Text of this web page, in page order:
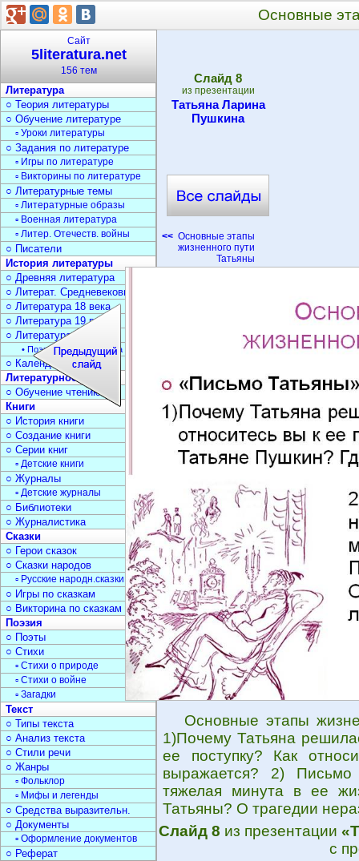
Основные
Cлайд 8
из презентации
Татьяна Ларина
Пушкина
<< Основные этапы
жизненного пути
Татьяны
Основные этапы
1)Почему Татьяна
ее поступку? Как
выражается? 2)
тяжелая минута в ее
Татьяны? О трагедии
Слайд 8 из презентации
с
Сайт
5literatura.net
156 тем
Литература
○ Теория литературы
○ Обучение литературе
▫ Уроки литературы
○ Задания по литературе
▫ Игры по литературе
▫ Викторины по литературе
○ Литературные темы
▫ Литературные образы
▫ Военная литература
▫ Литер. Отечеств. войны
○ Писатели
История литературы
○ Древняя литература
○ Литерат. Средневековья
○ Литература 18 века
○ Литература 19 века
○ Литература 20 века
• Поэзия Серебрян. века
○ Календарь дат
Литературное чтение
○ Обучение чтению
Книги
○ История книги
○ Создание книги
○ Серии книг
▫ Детские книги
○ Журналы
▫ Детские журналы
○ Библиотеки
○ Журналистика
Сказки
○ Герои сказок
○ Сказки народов
▫ Русские народн.сказки
○ Игры по сказкам
○ Викторина по сказкам
Поэзия
○ Поэты
○ Стихи
▫ Стихи о природе
▫ Стихи о войне
▫ Загадки
Текст
○ Типы текста
○ Анализ текста
○ Стили речи
○ Жанры
▫ Фольклор
▫ Мифы и легенды
○ Средства выразительн.
○ Документы
▫ Оформление документов
○ Реферат